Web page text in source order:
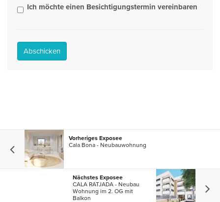
Ich möchte einen Besichtigungstermin vereinbaren
Abschicken
Vorheriges Exposee
Cala Bona - Neubauwohnung
Nächstes Exposee
CALA RATJADA - Neubau
Wohnung im 2. OG mit
Balkon